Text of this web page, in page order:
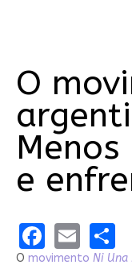
O
e
O movimento Ni Una